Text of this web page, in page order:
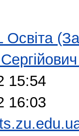
Освіта
15:54
16:03